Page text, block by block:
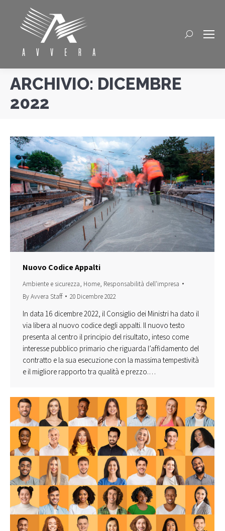
Cerca
ARCHIVIO: DICEMBRE
2022
Nuovo Codice Appalti
Ambiente e sicurezza, Home, Responsabilità dell'impresa
ByAvvera Staff 20 Dicembre 2022
In data 16 dicembre 2022, il Consiglio dei Ministri ha dato il
via libera al nuovo codice degli appalti. Il nuovo testo
presenta al centro il principio del risultato, inteso come
interesse pubblico primario che riguarda l’affidamento del
contratto e la sua esecuzione con la massima tempestività
e il migliore rapporto tra qualità e prezzo.…